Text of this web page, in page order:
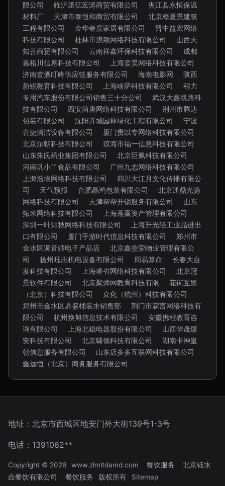
限公司
临沂丞亿宏涛商贸有限公司
夹江县永恒保温
材料厂
天津市泰恒和商贸有限公司
北京桦夏景建筑
工程有限公司
金华奢度家居有限公司
晋中益宏网络
科技有限公司
桂林市浪致网络科技有限公司
山西天
知善商贸有限公司
云南祥鑫环保科技有限公司
成都
嘉格川信息科技有限公司
上海姿昊网络科技有限公司
济南壹酒叮咚供应链服务有限公司
海南电影网
陕西
新锐教育科技有限公司
上海啥萨科技有限公司
程力
专用汽车股份有限公司销售三十分公司
武汉大鑫凯路科
技有限公司
西安茴唐网络科技有限公司
荆州市腾达
包装有限公司
沈阳卉城园林绿化工程有限公司
宁波
合捷清洁设备有限公司
厦门贵以专网络科技有限公司
北京尔朝科技有限公司
琼海市福一信息科技有限公司
山东朱氏药业集团有限公司
北京巨佩科技有限公司
河南巩小丫食品有限公司
广州九志网络科技有限公司
上海浩埃网络科技有限公司
四川大江月文化传播有限公
司
天气预报 合肥晶鸿包装有限公司
北京通鼎光扬
网络科技有限公司
天津帮帮开锁服务有限公司
山东
拓米网络科技有限公司
上海蓬赢资产管理有限公司
深圳一叶知秋网络科技有限公司
上海升光轻工业品进出
口有限公司
厦门手游时代信息科技有限公司
郑州市
金水区调音师电子产品店
北京鑫垒荣物业管理有限公
司
扬州珏志机电设备有限公司 周易算命
长春大台
发科技有限公司
上海睿省网络科技有限公司
北京冠
景软件有限公司
北京聚师网教育科技有限
花街互娱
（北京）科技有限公司
众化（杭州）科技有限公司
郑州市金水区鼎盛桶装水销售部
荆门市霖言网络科技有
限公司
杭州焕旭信息技术有限公司
安徽携程教育咨
询有限公司
上海北稳电器股份有限公司
山西华晟煤
安科技有限公司
北京啸领科技有限公司
湖南卡神皇
朝信息服务有限公司
山东店多多互联网科技有限公司
鑫远恒（北京）商务服务有限公司
地址：北京市西城区地安门外大街139号1-3号
电话：1391062**
Copyright © 2026 www.zlmltdamd.com 餐饮服务
北京钰水
垚餐饮有限公司
餐饮服务 版权所有 Sitemap